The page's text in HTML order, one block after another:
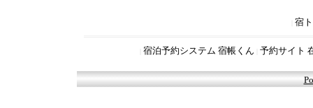
宿
宿泊予約システム 宿帳くん 予約サイト